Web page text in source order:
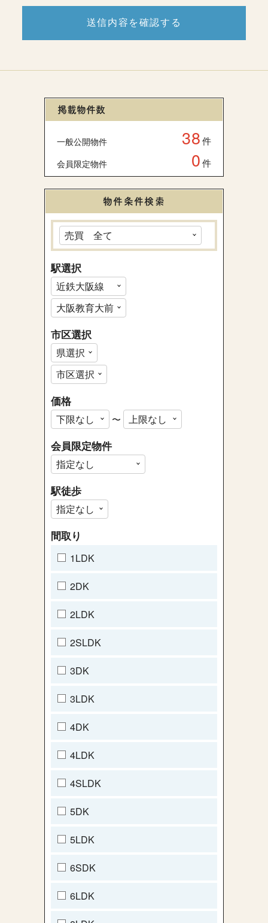
送信内容を確認する
掲載物件数
一般公開物件 38件
会員限定物件 0件
物件条件検索
駅選択
市区選択
価格
〜
会員限定物件
駅徒歩
間取り
1LDK
2DK
2LDK
2SLDK
3DK
3LDK
4DK
4LDK
4SLDK
5DK
5LDK
6SDK
6LDK